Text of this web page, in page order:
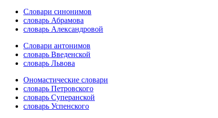
Словари синонимов
словарь Абрамова
словарь Александровой
Словари антонимов
словарь Введенской
словарь Львова
Ономастические словари
словарь Петровского
словарь Суперанской
словарь Успенского